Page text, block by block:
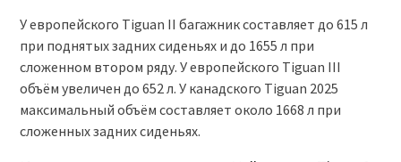
У европейского Tiguan II багажник составляет до 615 л
при поднятых задних сиденьях и до 1655 л при
сложенном втором ряду. У европейского Tiguan III
объём увеличен до 652 л. У канадского Tiguan 2025
максимальный объём составляет около 1668 л при
сложенных задних сиденьях.